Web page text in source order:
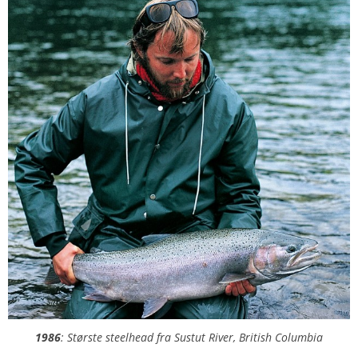
1986: Største steelhead fra Sustut River, British Columbia